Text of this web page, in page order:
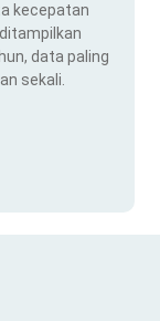
kecepatan
ditampilkan
data paling
sekali.